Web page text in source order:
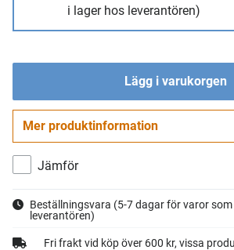
i lager hos leverantören)
Lägg i varukorgen
Gå till kassan
Mer produktinformation
Jämför
Beställningsvara (5-7 dagar för varor
leverantören)
Fri frakt vid köp över 600 kr, vissa